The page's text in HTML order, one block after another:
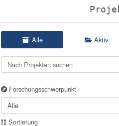
Alle Aktiv
Forschungsschwerpunkt
Sortierung